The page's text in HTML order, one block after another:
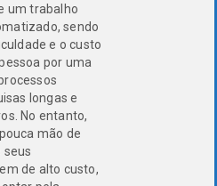
um trabalho
sendo
e o custo
por uma
longas e
No entanto,
mão de
seus
de alto custo,